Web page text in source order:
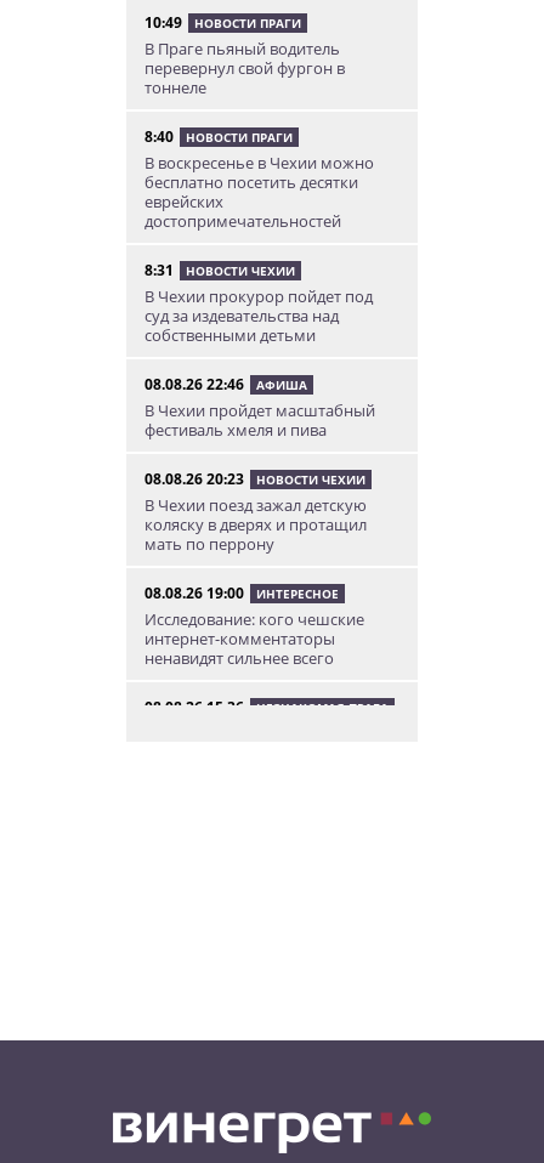
10:49 НОВОСТИ ПРАГИ
В Праге пьяный водитель
перевернул свой фургон в
тоннеле
8:40 НОВОСТИ ПРАГИ
В воскресенье в Чехии можно
бесплатно посетить десятки
еврейских
достопримечательностей
8:31 НОВОСТИ ЧЕХИИ
В Чехии прокурор пойдет под
суд за издевательства над
собственными детьми
08.08.26 22:46 АФИША
В Чехии пройдет масштабный
фестиваль хмеля и пива
08.08.26 20:23 НОВОСТИ ЧЕХИИ
В Чехии поезд зажал детскую
коляску в дверях и протащил
мать по перрону
08.08.26 19:00 ИНТЕРЕСНОЕ
Исследование: кого чешские
интернет-комментаторы
ненавидят сильнее всего
08.08.26 15:36 НЕЗНАКОМАЯ ПРАГА